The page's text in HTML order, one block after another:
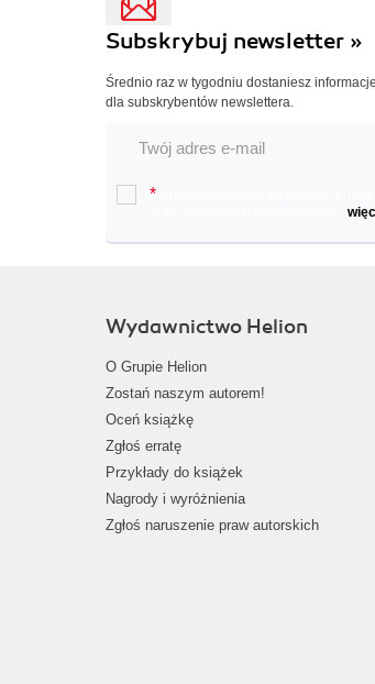
Subskrybuj newsletter »
Średnio raz w tygodniu dostaniesz
dla subskrybentów newslettera.
*
Wydawnictwo Helion
O Grupie Helion
Zostań naszym autorem!
Oceń książkę
Zgłoś erratę
Przykłady do książek
Nagrody i wyróżnienia
Zgłoś naruszenie praw autorskich